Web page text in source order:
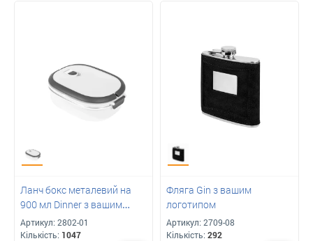
Ланч бокс металевий на
900 мл Dinner з вашим
логотипом
Артикул: 2802-01
Кількість: 1047
Фляга Gin з вашим
логотипом
Артикул: 2709-08
Кількість: 292